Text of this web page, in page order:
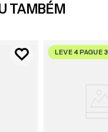
TAMBÉM
LEVE 4 PAGUE 3